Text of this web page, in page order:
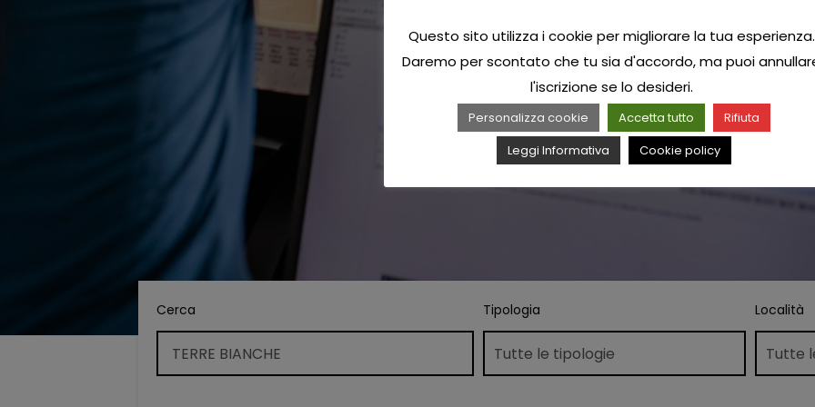
Cerca Tipologia Località
Questo sito utilizza i cookie per migliorare la tua esperienza.
Daremo per scontato che tu sia d'accordo, ma puoi
l'iscrizione se lo desideri.
Personalizza cookie Accetta tutto
Rifiuta
Leggi Informativa
Cookie policy